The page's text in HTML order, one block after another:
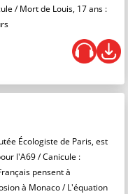
/ Mort de Louis, 17 ans :
Écologiste de Paris, est
l'A69 / Canicule :
pensent à
à Monaco / L'équation